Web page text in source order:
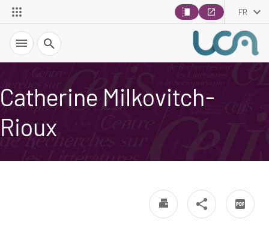
FR
Recherche
Catherine Milkovitch-
Rioux